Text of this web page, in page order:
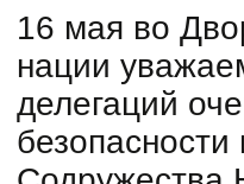
16 мая во
нации
делегаций